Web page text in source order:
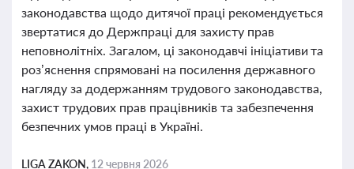
законодавства щодо дитячої праці рекомендується
звертатися до Держпраці для захисту прав
неповнолітніх. Загалом, ці законодавчі ініціативи та
роз’яснення спрямовані на посилення державного
нагляду за додержанням трудового законодавства,
захист трудових прав працівників та забезпечення
безпечних умов праці в Україні.
LIGA ZAKON, 12 червня 2026